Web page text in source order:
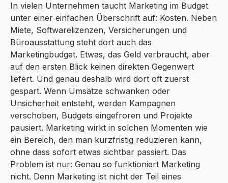
In vielen Unternehmen taucht Marketing im Budget
unter einer einfachen Überschrift auf: Kosten. Neben
Miete, Softwarelizenzen, Versicherungen und
Büroausstattung steht dort auch das
Marketingbudget. Etwas, das Geld verbraucht, aber
auf den ersten Blick keinen direkten Gegenwert
liefert. Und genau deshalb wird dort oft zuerst
gespart. Wenn Umsätze schwanken oder
Unsicherheit entsteht, werden Kampagnen
verschoben, Budgets eingefroren und Projekte
pausiert. Marketing wirkt in solchen Momenten wie
ein Bereich, den man kurzfristig reduzieren kann,
ohne dass sofort etwas sichtbar passiert. Das
Problem ist nur: Genau so funktioniert Marketing
nicht. Denn Marketing ist nicht der Teil eines